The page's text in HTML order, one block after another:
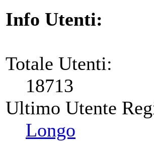
Info Utenti:
Totale Utenti:
18713
Ultimo Utente
Longo